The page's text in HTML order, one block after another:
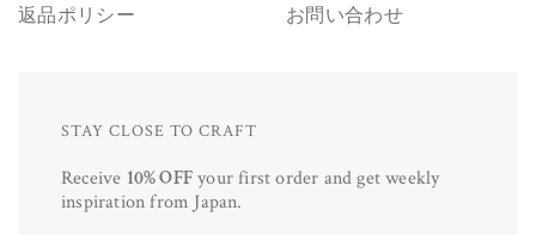
返品ポリシー
お問い合わせ
STAY CLOSE TO CRAFT
Receive 10% OFFyour first order and get weekly
inspiration from Japan.